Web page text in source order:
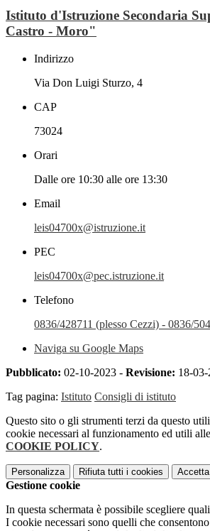
Istituto d'Istruzione Secondaria
Castro - Moro"
Indirizzo
Via Don Luigi Sturzo, 4
CAP
73024
Orari
Dalle ore 10:30 alle ore 13:30
Email
leis04700x@istruzione.it
PEC
leis04700x@pec.istruzione.it
Telefono
0836/428711 (plesso Cezzi) - 0836/
Naviga su Google Maps
Pubblicato: 02-10-2023 - Revisione: 18-
Tag pagina: Istituto Consigli di istituto
Questo sito o gli strumenti terzi da questo
cookie necessari al funzionamento ed utili
COOKIE POLICY.
Personalizza Rifiuta tutti i cookies
Gestione cookie
In questa schermata è possibile scegliere
I cookie necessari sono quelli che